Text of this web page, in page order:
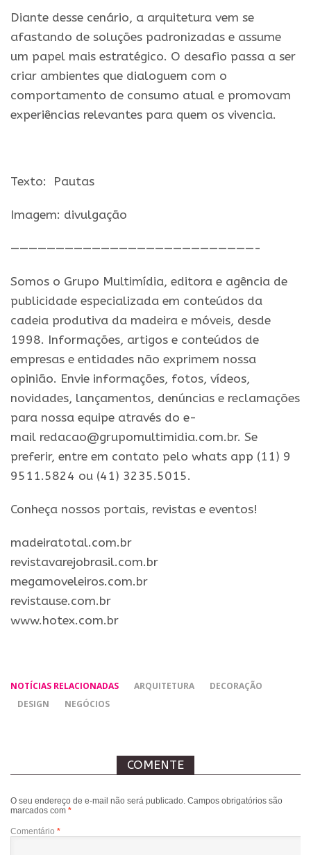
Diante desse cenário, a arquitetura vem se
afastando de soluções padronizadas e assume
um papel mais estratégico. O desafio passa a ser
criar ambientes que dialoguem com o
comportamento de consumo atual e promovam
experiências relevantes para quem os vivencia.
Texto: Pautas
Imagem: divulgação
———————————————————————————-
Somos o Grupo Multimídia, editora e agência de
publicidade especializada em conteúdos da
cadeia produtiva da madeira e móveis, desde
1998. Informações, artigos e conteúdos de
empresas e entidades não exprimem nossa
opinião. Envie informações, fotos, vídeos,
novidades, lançamentos, denúncias e reclamações
para nossa equipe através do e-
mail redacao@grupomultimidia.com.br. Se
preferir, entre em contato pelo whats app (11) 9
9511.5824 ou (41) 3235.5015.
​Conheça nossos ​portais, revistas e eventos​!
madeiratotal.com.br
revistavarejobrasil.com.br
megamoveleiros.com.br
revistause.com.br
www.hotex.com.br
NOTÍCIAS RELACIONADAS ARQUITETURA
DECORAÇÃO
DESIGN
NEGÓCIOS
COMENTE
O seu endereço de e-mail não será publicado. Campos obrigatórios são
marcados com *
Comentário *